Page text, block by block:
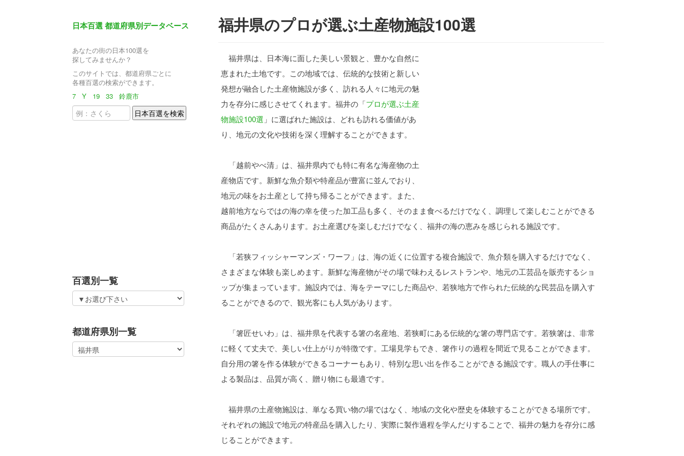
日本百選 都道府県別データベース
あなたの街の日本100選を
探してみませんか？
このサイトでは、都道府県ごとに
各種百選の検索ができます。
7
Y 19 33 鈴鹿市
百選別一覧
都道府県別一覧
福井県のプロが選ぶ土産物施設100選
福井県は、日本海に面した美しい景観と、豊かな自然に
恵まれた土地です。この地域では、伝統的な技術と新しい
発想が融合した土産物施設が多く、訪れる人々に地元の魅
力を存分に感じさせてくれます。福井の「プロが選ぶ土産
物施設100選 」に選ばれた施設は、どれも訪れる価値があ
り、地元の文化や技術を深く理解することができます。
「越前やべ清」は、福井県内でも特に有名な海産物の土
産物店です。新鮮な魚介類や特産品が豊富に並んでおり、
地元の味をお土産として持ち帰ることができます。また、
越前地方ならではの海の幸を使った加工品も多く、そのまま食べるだけでなく、調理して楽しむことができる
商品がたくさんあります。お土産選びを楽しむだけでなく、福井の海の恵みを感じられる施設です。
「若狭フィッシャーマンズ・ワーフ」は、海の近くに位置する複合施設で、魚介類を購入するだけでなく、
さまざまな体験も楽しめます。新鮮な海産物がその場で味わえるレストランや、地元の工芸品を販売するショ
ップが集まっています。施設内では、海をテーマにした商品や、若狭地方で作られた伝統的な民芸品を購入す
ることができるので、観光客にも人気があります。
「箸匠せいわ」は、福井県を代表する箸の名産地、若狭町にある伝統的な箸の専門店です。若狭箸は、非常
に軽くて丈夫で、美しい仕上がりが特徴です。工場見学もでき、箸作りの過程を間近で見ることができます。
自分用の箸を作る体験ができるコーナーもあり、特別な思い出を作ることができる施設です。職人の手仕事に
よる製品は、品質が高く、贈り物にも最適です。
福井県の土産物施設は、単なる買い物の場ではなく、地域の文化や歴史を体験することができる場所です。
それぞれの施設で地元の特産品を購入したり、実際に製作過程を学んだりすることで、福井の魅力を存分に感
じることができます。